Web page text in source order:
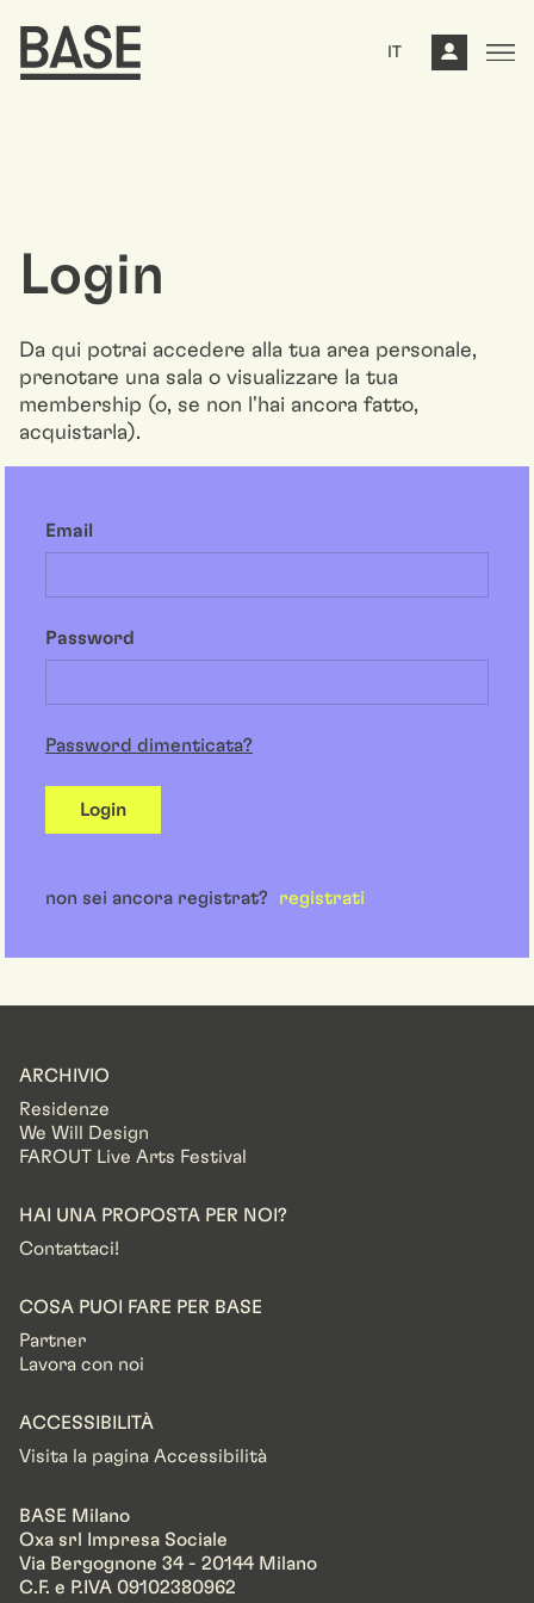
IT
Login
Da qui potrai accedere alla tua area personale,
prenotare una sala o visualizzare la tua
membership (o, se non l'hai ancora fatto,
acquistarla).
Email
Password
Password dimenticata?
Login
non sei ancora registrat? registrati
ARCHIVIO
Residenze
We Will Design
FAROUT Live Arts Festival
HAI UNA PROPOSTA PER NOI?
Contattaci!
COSA PUOI FARE PER BASE
Partner
Lavora con noi
ACCESSIBILITÀ
Visita la pagina Accessibilità
BASE Milano
Oxa srl Impresa Sociale
Via Bergognone 34 - 20144 Milano
C.F. e P.IVA 09102380962